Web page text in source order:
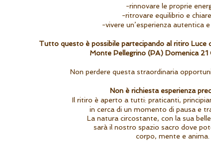
-rinnovare le proprie
-ritrovare equilibrio e
-vivere un’esperienza autentica
Tutto questo è possibile partecipando al ritiro Luce
Monte Pellegrino (PA) Domenica
Non perdere questa straordinaria
Non è richiesta esperienza
Il ritiro è aperto a tutti: praticanti,
in cerca di un momento di pausa e
La natura circostante, con la sua
sarà il nostro spazio sacro dove
corpo, mente e anima.